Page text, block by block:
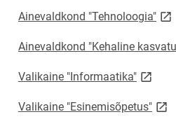
Ainevaldkond "Tehnoloogia"link
Ainevaldkond "Kehaline
Valikaine "Informaatika"link
Valikaine "Esinemisõpetus"link